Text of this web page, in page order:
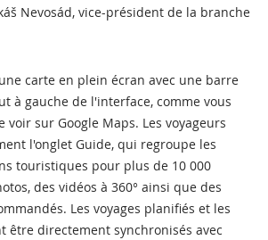
Nevosád, vice-président de la branche
carte en plein écran avec une barre
à gauche de l'interface, comme vous
voir sur Google Maps. Les voyageurs
l'onglet Guide, qui regroupe les
touristiques pour plus de 10 000
des vidéos à 360° ainsi que des
Les voyages planifiés et les
être directement synchronisés avec